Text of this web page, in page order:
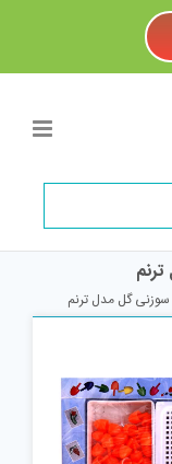
گل مدل ترنم